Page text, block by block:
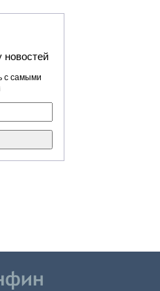
с самыми